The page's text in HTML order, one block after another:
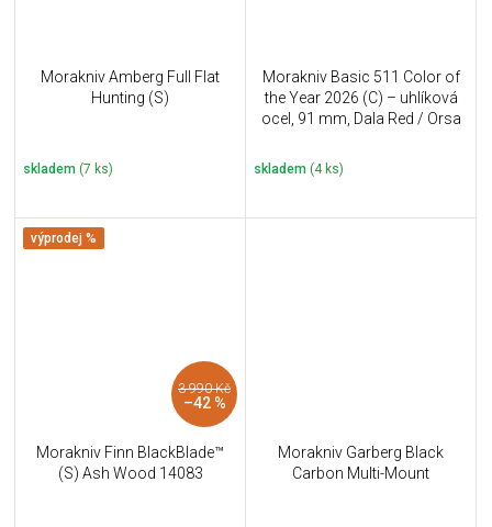
Morakniv Amberg Full Flat
Hunting (S)
skladem (7 ks)
Morakniv Basic 511 Color of
the Year 2026 (C) – uhlíková
ocel, 91 mm, Dala Red / Orsa
skladem (4 ks)
výprodej %
3 990 Kč
–42 %
Morakniv Finn BlackBlade™
(S) Ash Wood 14083
Morakniv Garberg Black
Carbon Multi-Mount